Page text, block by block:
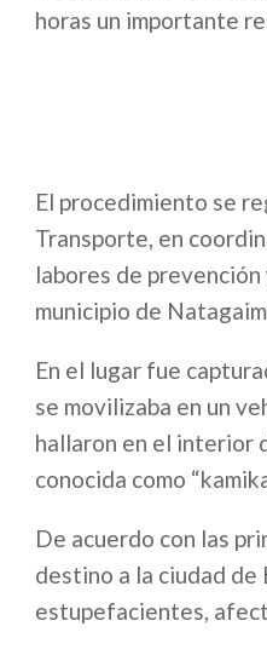
horas un importante
El procedimiento se
Transporte, en
labores de
municipio de
En el lugar fue
se movilizaba en un
hallaron en el interior
conocida como
De acuerdo con las
destino a la ciudad
estupefacientes,